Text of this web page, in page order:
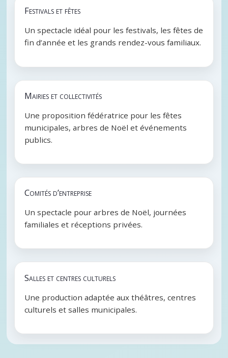
Festivals et fêtes
Un spectacle idéal pour les festivals, les fêtes de
fin d’année et les grands rendez-vous familiaux.
Mairies et collectivités
Une proposition fédératrice pour les fêtes
municipales, arbres de Noël et événements
publics.
Comités d’entreprise
Un spectacle pour arbres de Noël, journées
familiales et réceptions privées.
Salles et centres culturels
Une production adaptée aux théâtres, centres
culturels et salles municipales.